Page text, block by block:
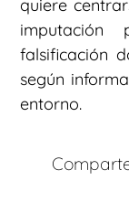
quiere
falsificación
según
entorno.